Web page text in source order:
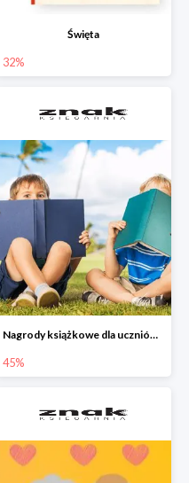
Święta
32%
Nagrody książkowe dla uczniów na koniec roku szkolnego w Księgarni Znak do -45%
45%